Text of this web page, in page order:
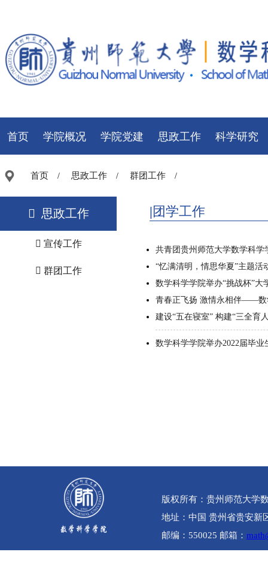
首页 学院概况 学院党建 思政工作 科学研究
首页 / 思政工作 / 群团工作 /
思政工作
宣传工作
群团工作
团学工作
共青团贵州师范大学数学科
“忆满清明，情思华夏”主题活
数学科学学院举办“挑战杯”
青春正飞扬 激情永相伴——数
建设“五在寝室” 构建“三全育
数学科学学院举办2022届毕业
版权所有：贵州师范大学
地址：中国 贵州省贵安新
邮编：550025 邮箱：